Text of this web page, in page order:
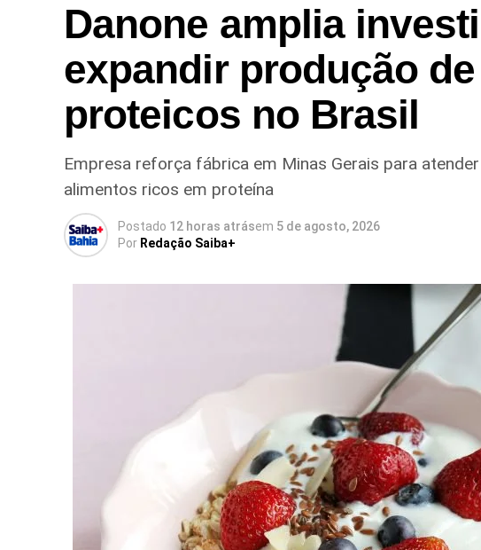
Danone amplia
expandir produção
proteicos no Brasil
Empresa reforça fábrica em Minas Gerais para
alimentos ricos em proteína
Postado 12 horas atrásem 5 de agosto, 2026
Por Redação Saiba+